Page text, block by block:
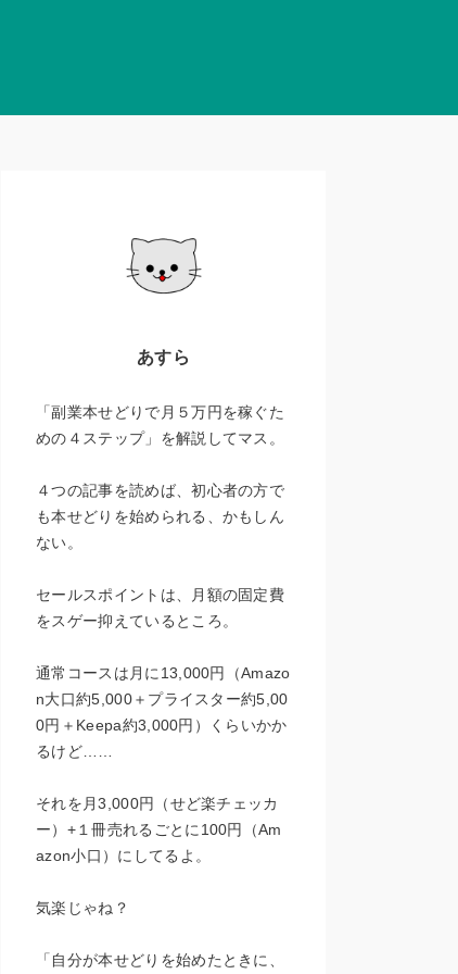
あすら
「副業本せどりで月５万円を稼ぐた
めの４ステップ」を解説してマス。
４つの記事を読めば、初心者の方で
も本せどりを始められる、かもしん
ない。
セールスポイントは、月額の固定費
をスゲー抑えているところ。
通常コースは月に13,000円（Amazo
n大口約5,000＋プライスター約5,00
0円＋Keepa約3,000円）くらいかか
るけど……
それを月3,000円（せど楽チェッカ
ー）+１冊売れるごとに100円（Am
azon小口）にしてるよ。
気楽じゃね？
「自分が本せどりを始めたときに、